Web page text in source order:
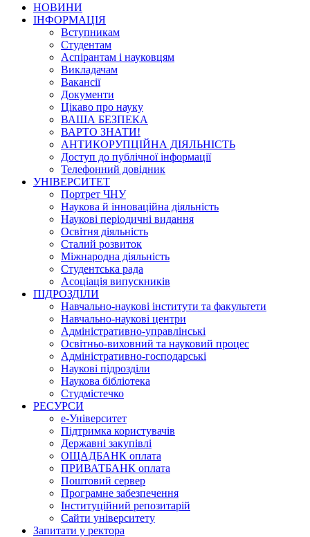
НОВИНИ
ІНФОРМАЦІЯ
Вступникам
Студентам
Аспірантам і науковцям
Викладачам
Вакансії
Документи
Цікаво про науку
ВАША БЕЗПЕКА
ВАРТО ЗНАТИ!
АНТИКОРУПЦІЙНА ДІЯЛЬНІСТЬ
Доступ до публічної інформації
Телефонний довідник
УНІВЕРСИТЕТ
Портрет ЧНУ
Наукова й інноваційна діяльність
Наукові періодичні видання
Освітня діяльність
Сталий розвиток
Міжнародна діяльність
Студентська рада
Асоціація випускників
ПІДРОЗДІЛИ
Навчально-наукові інститути та факультети
Навчально-наукові центри
Адміністративно-управлінські
Освітньо-виховний та науковий процес
Адміністративно-господарські
Наукові підрозділи
Наукова бібліотека
Студмістечко
РЕСУРСИ
е-Університет
Підтримка користувачів
Державні закупівлі
ОЩАДБАНК оплата
ПРИВАТБАНК оплата
Поштовий сервер
Програмне забезпечення
Інституційний репозитарій
Сайти університету
Запитати у ректора